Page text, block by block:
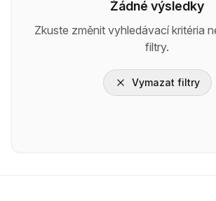
Žádné výsledky
Zkuste změnit vyhledávací kritéria
filtry.
Vymazat filtry